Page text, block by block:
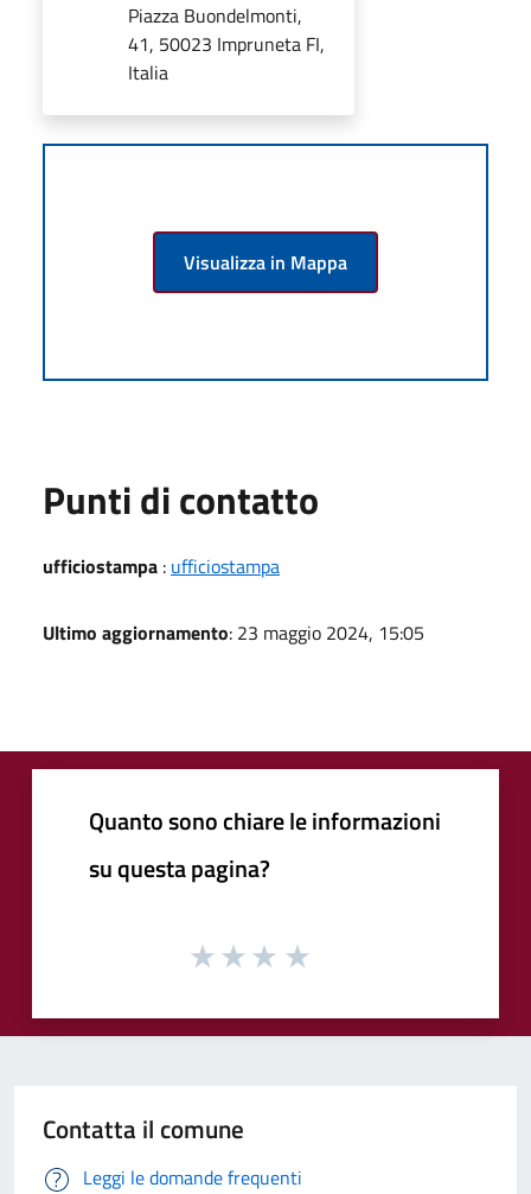
Piazza Buondelmonti,
41, 50023 Impruneta FI,
Italia
Visualizza in Mappa
Punti di contatto
ufficiostampa : ufficiostampa
Ultimo aggiornamento: 23 maggio 2024, 15:05
Quanto sono chiare le informazioni
su questa pagina?
Contatta il comune
Leggi le domande frequenti